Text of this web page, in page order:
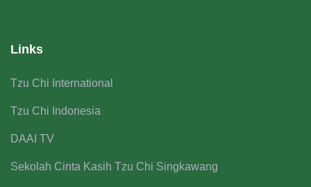
Links
Tzu Chi International
Tzu Chi Indonesia
DAAI TV
Sekolah Cinta Kasih Tzu Chi Singkawang